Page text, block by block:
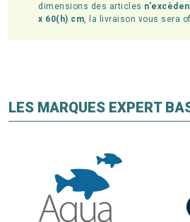
dimensions des articles
x 60(h) cm, la livraison vous sera
LES MARQUES EXPERT